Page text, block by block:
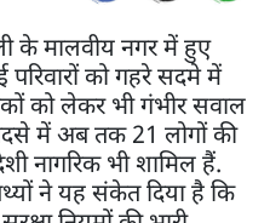
के मालवीय नगर में हुए
को गहरे सदमे में
को लेकर भी गंभीर सवाल
में अब तक 21 लोगों की
नागरिक भी शामिल हैं.
ने यह संकेत दिया है कि